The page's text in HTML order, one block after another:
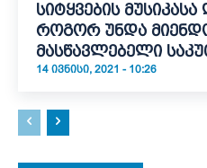
სიტყვების მუსიკასა
როგორ უნდა
მასწავლებელი
14 ᲘᲕᲜᲘᲡᲘ, 2021 - 10:26